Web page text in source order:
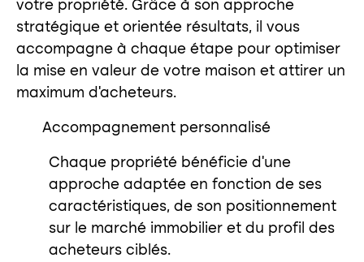
votre propriété. Grâce à son approche
stratégique et orientée résultats, il vous
accompagne à chaque étape pour optimiser
la mise en valeur de votre maison et attirer un
maximum d’acheteurs.
Accompagnement personnalisé
Chaque propriété bénéficie d’une
approche adaptée en fonction de ses
caractéristiques, de son positionnement
sur le marché immobilier et du profil des
acheteurs ciblés.